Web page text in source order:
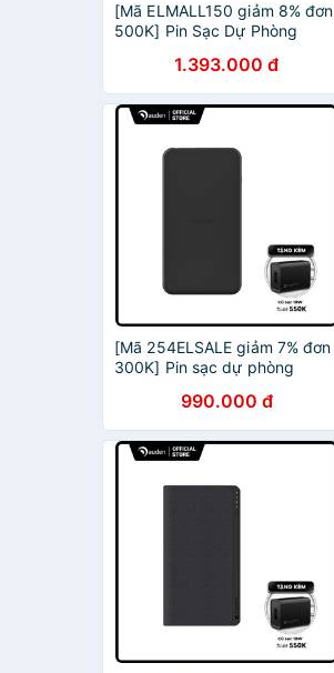
[Mã ELMALL150 giảm 8% đơn
500K] Pin Sạc Dự Phòng
20000mAh-tích hợp 3 cổng
sạc
1.393.000 đ
[Mã 254ELSALE giảm 7% đơn
300K] Pin sạc dự phòng
20000mAh 401102987
990.000 đ